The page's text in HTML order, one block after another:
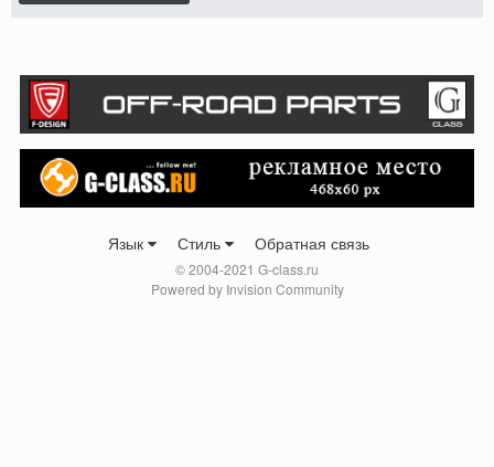
Язык Стиль Обратная связь
© 2004-2021 G-class.ru
Powered by Invision Community